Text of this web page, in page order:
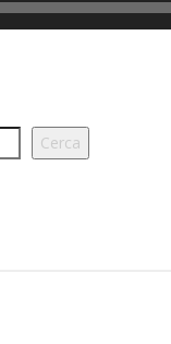
Cerca